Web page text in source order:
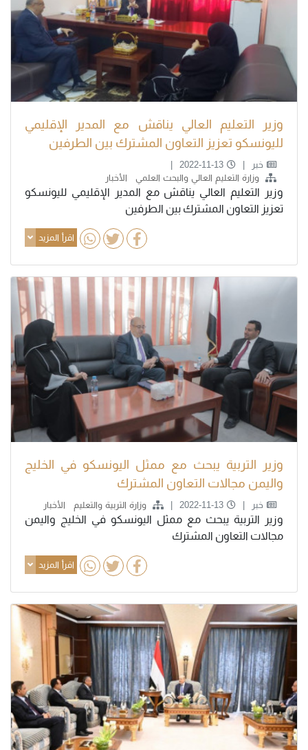
وزير التعليم العالي يناقش مع المدير الإقليمي
لليونسكو تعزيز التعاون المشترك بين الطرفين
خبر
2022-11-13
وزارة التعليم العالي والبحث العلمي
الأخبار
وزير التعليم العالي يناقش مع المدير الإقليمي لليونسكو
تعزيز التعاون المشترك بين الطرفين
اقرأ المزيد
وزير التربية يبحث مع ممثل اليونسكو في الخليج
واليمن مجالات التعاون المشترك
خبر 2022-11-13 وزارة التربية والتعليم الأخبار
وزير التربية يبحث مع ممثل اليونسكو في الخليج واليمن
مجالات التعاون المشترك
اقرأ المزيد